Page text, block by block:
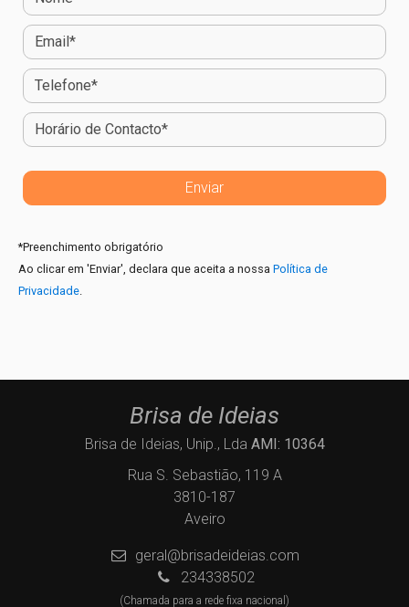
*Preenchimento obrigatório
Ao clicar em 'Enviar', declara que aceita a nossa Política de
Privacidade
Brisa de Ideias
Brisa de Ideias, Unip., Lda AMI: 10364
Rua S. Sebastião, 119 A
3810-187
Aveiro
geral@brisadeideias.com
234338502
(Chamada para a rede fixa nacional)